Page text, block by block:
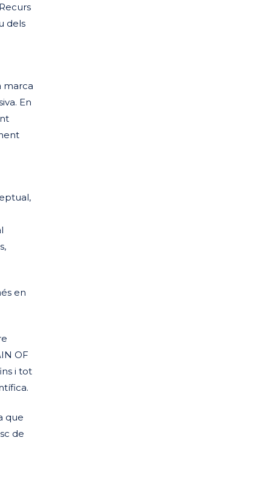
dels
marca
En
en
OF
i tot
que
de